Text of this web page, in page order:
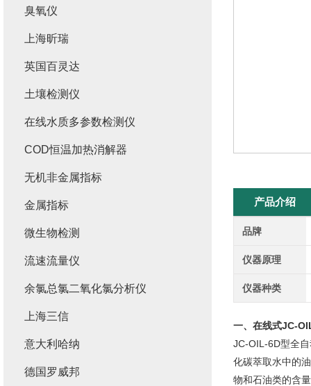
产品介绍
品牌
仪器原理
仪器种类
一、 在线式JC-
JC-OIL-6D型全
化碳萃取水中的
物和石油类的含
臭氧仪
上海昕瑞
英国百灵达
土壤检测仪
在线水质多参数检测仪
COD恒温加热消解器
无机非金属指标
金属指标
微生物检测
流速流量仪
余氯总氯二氧化氯分析仪
上海三信
意大利哈纳
德国罗威邦